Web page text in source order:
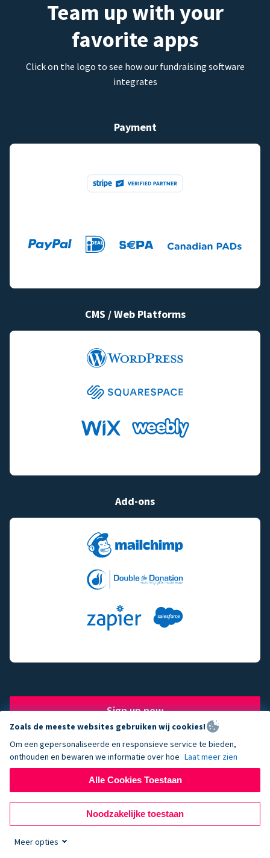
Team up with your
favorite apps
Click on the logo to see how our fundraising software
integrates
Payment
CMS / Web Platforms
Add-ons
Sign up now
The fundraising engine of
choice for successful
Zoals de meeste websites gebruiken wij cookies!
Om een gepersonaliseerde en responsieve service te bieden,
onthouden en bewaren we informatie over hoe Laat meer zien
Alle Cookies Toestaan
Noodzakelijke toestaan
Meer opties